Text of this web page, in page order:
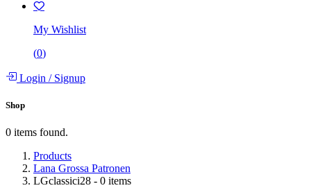
My Wishlist
(0)
Login /Signup
Shop
0 items found.
Products
Lana Grossa Patronen
LGclassici28 - 0 items